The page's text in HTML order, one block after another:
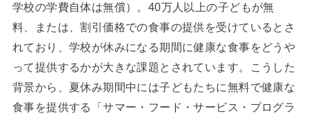
学校の学費自体は無償）。40万人以上の子どもが無
料、または、割引価格での食事の提供を受けているとさ
れており、学校が休みになる期間に健康な食事をどうや
って提供するかが大きな課題とされています。こうした
背景から、夏休み期間中には子どもたちに無料で健康な
食事を提供する「サマー・フード・サービス・プログラ